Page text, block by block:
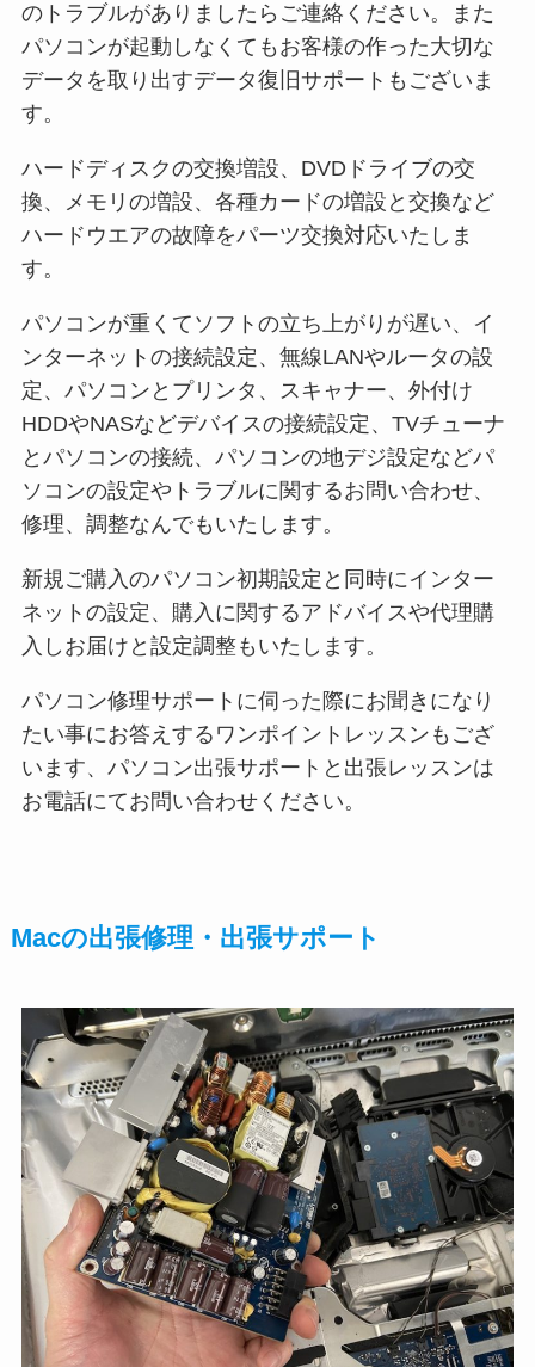
のトラブルがありましたらご連絡ください。また
パソコンが起動しなくてもお客様の作った大切な
データを取り出すデータ復旧サポートもございま
す。
ハードディスクの交換増設、DVDドライブの交
換、メモリの増設、各種カードの増設と交換など
ハードウエアの故障をパーツ交換対応いたしま
す。
パソコンが重くてソフトの立ち上がりが遅い、イ
ンターネットの接続設定、無線LANやルータの設
定、パソコンとプリンタ、スキャナー、外付け
HDDやNASなどデバイスの接続設定、TVチューナ
とパソコンの接続、パソコンの地デジ設定などパ
ソコンの設定やトラブルに関するお問い合わせ、
修理、調整なんでもいたします。
新規ご購入のパソコン初期設定と同時にインター
ネットの設定、購入に関するアドバイスや代理購
入しお届けと設定調整もいたします。
パソコン修理サポートに伺った際にお聞きになり
たい事にお答えするワンポイントレッスンもござ
います、パソコン出張サポートと出張レッスンは
お電話にてお問い合わせください。
Macの出張修理・出張サポート